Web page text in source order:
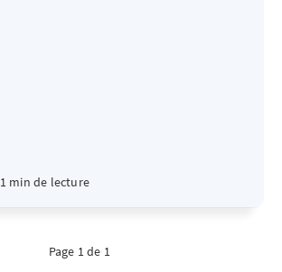
1 min de lecture
Page 1 de 1